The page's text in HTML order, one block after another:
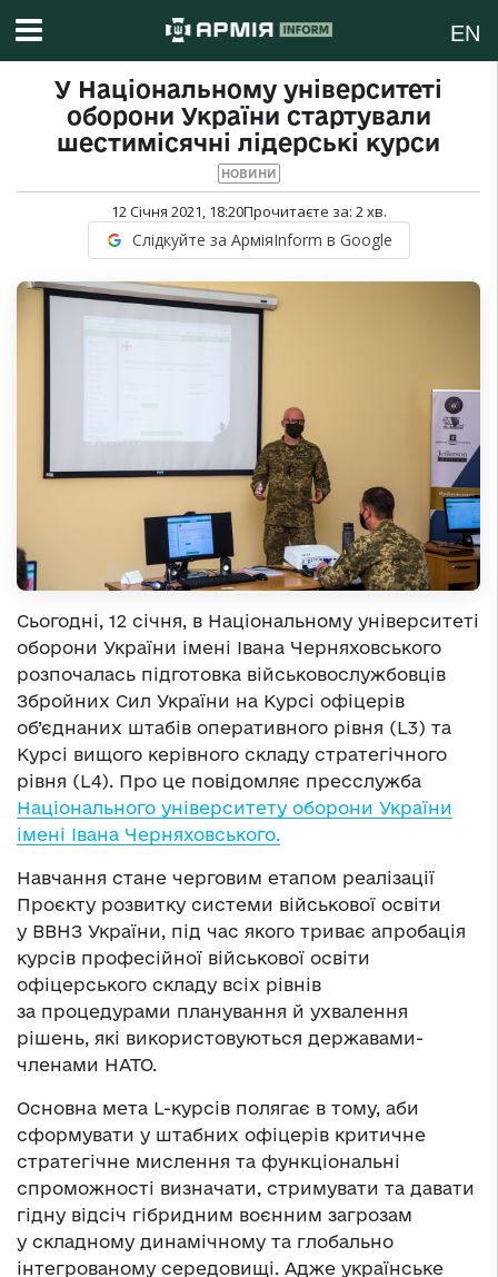
EN
У Національному університеті
оборони України стартували
шестимісячні лідерські курси
НОВИНИ
12 Січня 2021, 18:20Прочитаєте за: 2хв.
Слідкуйте за АрміяInform в Google
Сьогодні, 12 січня, в Національному університеті
оборони України імені Івана Черняховського
розпочалась підготовка військовослужбовців
Збройних Сил України на Курсі офіцерів
об’єднаних штабів оперативного рівня (L3) та
Курсі вищого керівного складу стратегічного
рівня (L4). Про це повідомляє пресслужба
Національного університету оборони України
імені Івана Черняховського.
Навчання стане черговим етапом реалізації
Проєкту розвитку системи військової освіти
у ВВНЗ України, під час якого триває апробація
курсів професійної військової освіти
офіцерського складу всіх рівнів
за процедурами планування й ухвалення
рішень, які використовуються державами-
членами НАТО.
Основна мета L-курсів полягає в тому, аби
сформувати у штабних офіцерів критичне
стратегічне мислення та функціональні
спроможності визначати, стримувати та давати
гідну відсіч гібридним воєнним загрозам
у складному динамічному та глобально
інтегрованому середовищі. Адже українське